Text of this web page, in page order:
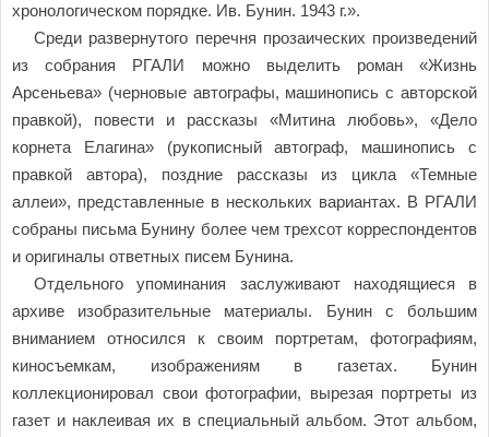
хронологическом порядке. Ив. Бунин. 1943 г.».
Среди развернутого перечня прозаических произведений
из собрания РГАЛИ можно выделить роман «Жизнь
Арсеньева» (черновые автографы, машинопись с авторской
правкой), повести и рассказы «Митина любовь», «Дело
корнета Елагина» (рукописный автограф, машинопись с
правкой автора), поздние рассказы из цикла «Темные
аллеи», представленные в нескольких вариантах. В РГАЛИ
собраны письма Бунину более чем трехсот корреспондентов
и оригиналы ответных писем Бунина.
Отдельного упоминания заслуживают находящиеся в
архиве изобразительные материалы. Бунин с большим
вниманием относился к своим портретам, фотографиям,
киносъемкам, изображениям в газетах. Бунин
коллекционировал свои фотографии, вырезая портреты из
газет и наклеивая их в специальный альбом. Этот альбом,